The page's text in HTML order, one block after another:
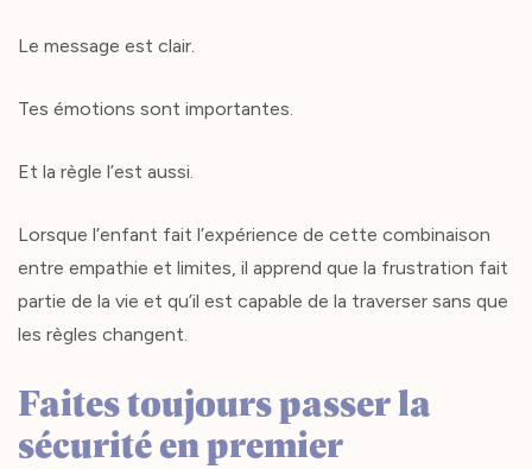
Le message est clair.
Tes émotions sont importantes.
Et la règle l’est aussi.
Lorsque l’enfant fait l’expérience de cette combinaison
entre empathie et limites, il apprend que la frustration fait
partie de la vie et qu’il est capable de la traverser sans que
les règles changent.
Faites toujours passer la
sécurité en premier